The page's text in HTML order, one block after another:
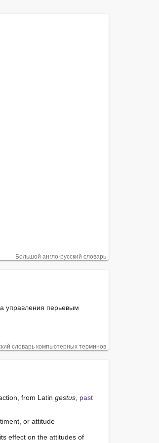
Большой англо-русский словарь
управления перьевым
словарь компьютерных терминов
from Latin gestus, past
or attitude
effect on the attitudes of